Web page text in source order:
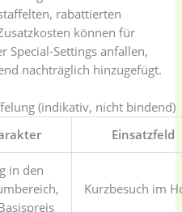
rabattierten
können für
Special-Settings anfallen,
nachträglich hinzugefügt.
(indikativ, nicht bindend)
Einsatzfeld
in den
Kurzbesuch im